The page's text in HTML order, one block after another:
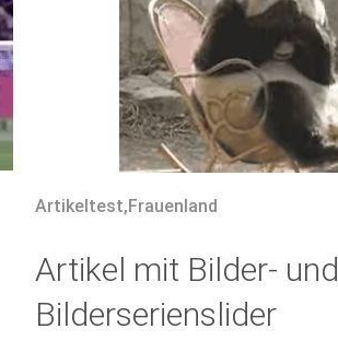
Artikeltest,Frauenland
Artikel mit Bilder- und
Bilderserienslider